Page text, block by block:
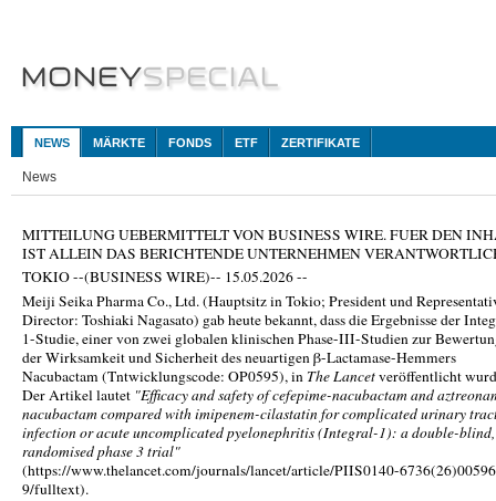
NEWS MÄRKTE FONDS ETF ZERTIFIKATE
News
MITTEILUNG UEBERMITTELT VON BUSINESS WIRE. FUER DEN
IST ALLEIN DAS BERICHTENDE UNTERNEHMEN
TOKIO --(BUSINESS WIRE)-- 15.05.2026 --
Meiji Seika Pharma Co., Ltd. (Hauptsitz in Tokio; President und
Director: Toshiaki Nagasato) gab heute bekannt, dass die Ergebnisse der
1-Studie, einer von zwei globalen klinischen Phase-III-Studien zur
der Wirksamkeit und Sicherheit des neuartigen β-Lactamase-Hemmers
Nacubactam (Tntwicklungscode: OP0595), in The Lancetveröffentlicht
Der Artikel lautet "Efficacy and safety of cefepime-nacubactam and
nacubactam compared with imipenem-cilastatin for complicated urinary
infection or acute uncomplicated pyelonephritis (Integral-1): a double-blind,
randomised phase 3 trial"
(https://www.thelancet.com/journals/lancet/article/PIIS0140-
9/fulltext).